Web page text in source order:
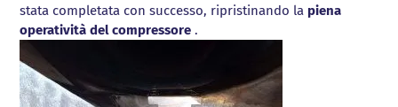
stata completata con successo, ripristinando la piena
operatività del compressore .